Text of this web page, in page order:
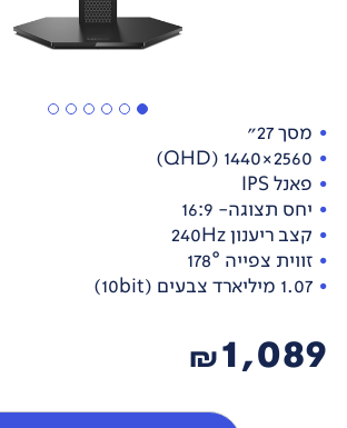
מסך 27"
2560×1440 (QHD)
פאנל IPS
יחס תצוגה- 16:9
קצב ריענון 240Hz
זווית צפייה 178°
1.07 מיליארד צבעים (10bit)
1,089
₪